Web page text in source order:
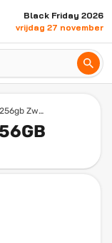
Black Friday 2026
vrijdag 27 november
Apple Iphone 16 Pro 256gb Zwart